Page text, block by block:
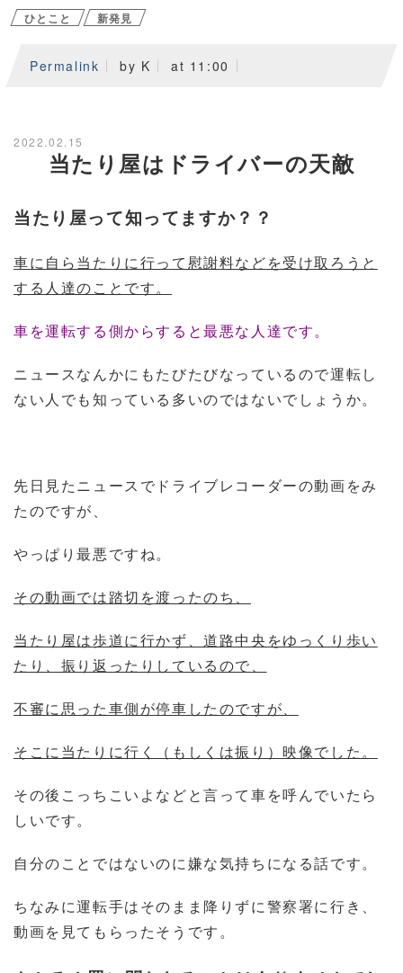
ひとこと 新発見
Permalink by K at 11:00
2022.02.15
当たり屋はドライバーの天敵
当たり屋って知ってますか？？
車に自ら当たりに行って慰謝料などを受け取ろうと
する人達のことです。
車を運転する側からすると最悪な人達です。
ニュースなんかにもたびたびなっているので運転し
ない人でも知っている多いのではないでしょうか。
先日見たニュースでドライブレコーダーの動画をみ
たのですが、
やっぱり最悪ですね。
その動画では踏切を渡ったのち、
当たり屋は歩道に行かず、道路中央をゆっくり歩い
たり、振り返ったりしているので、
不審に思った車側が停車したのですが、
そこに当たりに行く（もしくは振り）映像でした。
その後こっちこいよなどと言って車を呼んでいたら
しいです。
自分のことではないのに嫌な気持ちになる話です。
ちなみに運転手はそのまま降りずに警察署に行き、
動画を見てもらったそうです。